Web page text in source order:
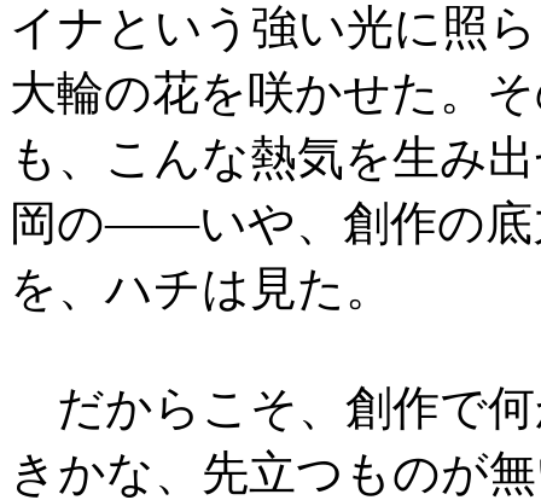
イナという強い光に照
大輪の花を咲かせた。
も、こんな熱気を生み
岡の――いや、創作の底
を、ハチは見た。
だからこそ、創作で
きかな、先立つものが